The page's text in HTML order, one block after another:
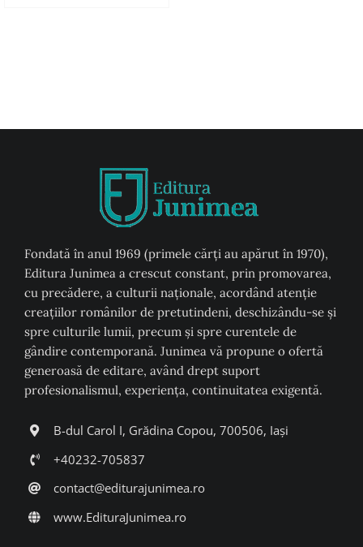
Fondată în anul 1969 (primele cărți au apărut în 1970),
Editura Junimea a crescut constant, prin promovarea,
cu precădere, a culturii naţionale, acordând atenţie
creaţiilor românilor de pretutindeni, deschizându-se şi
spre culturile lumii, precum şi spre curentele de
gândire contemporană. Junimea vă propune o ofertă
generoasă de editare, având drept suport
profesionalismul, experiența, continuitatea exigentă.
B-dul Carol I, Grădina Copou, 700506, Iași
+40232-705837
contact@editurajunimea.ro
www.EdituraJunimea.ro